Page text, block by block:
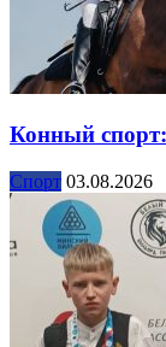
Конный
Спорт 03.08.2026